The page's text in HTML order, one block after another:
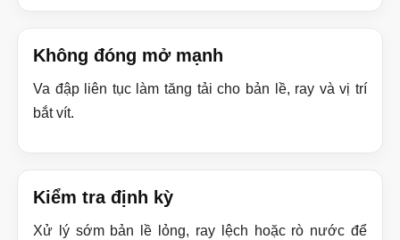
Không đóng mở mạnh
Va đập liên tục làm tăng tải cho bản lề, ray và vị trí
bắt vít.
Kiểm tra định kỳ
Xử lý sớm bản lề lỏng, ray lệch hoặc rò nước để